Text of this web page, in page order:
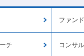
ファン
チ コンサ